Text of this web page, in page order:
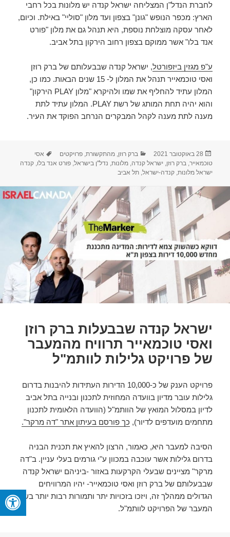
לחברת הנדל"ן המצליחה ישראל קנדה יש מלונות בכל רחבי
הארץ: מכפר הנופש "גונן" בצפון ועד מלון "סוליי" באילת. וכיום,
לאחר עסקה מוצלחת נוספת, היא תנהל גם את מלון "פורט
אנד בלו" אשר ממוקם בצפון רחוב הירקון בתל אביב.
ע"פ מגזין ביזפורטל, ישראל קנדה שבבעלותם של ברק רוזן
ואסי טוכמאייר תנהל את המלון ל- 15 שנים הבאות. כמו כן,
המלון עתיד להחליף את שמו ולהיקרא "מלון PLAY הירקון"
והוא יהיה תחת המותג של רשת PLAY. המלון עתיד לתת
מענה לתת מענה לקהל המבקרים הנרחב הפוקד את העיר.
פורסם
בתאריך
28 באוקטובר 2021 קטגוריות
ברק רוזן,מהתקשורת,פרויקטים תגיות
אסי
טוכמאייר,ברק רוזן, ישראל קנדה,מלונות, נדל"ן בישראל,פורט אנד בלו,קנדה
ישראל מלונות,קנדה-ישראל,תל אביב
ישראל קנדה שבבעלות ברק רוזן
ואסי טוכמאייר תרוויח מהמעבר
של פרויקט גלילות לוותמ"ל
פרויקט הענק של כ-10,000 הדירות העתידות להיבנות בדרום
גלילות עובר מדיון בוועדה המחוזית לתכנון ובנייה בתל אביב
לדיון במסלול המואץ של הוותמ"ל (הוועדה הלאומית לתכנון
מתחמים מועדפים לדיור), כך פורסם בעיתון אתר "דה מרקר".
הסיבה למעבר היא, כאמור, הרצון להאיץ את תכנית הבניה
בדרום גלילות אשר עוכבה במכוון ע"י גורמים בעלי עניין. ב"דה
מרקר" מציינים שבעלי הקרקעות באזור -ביניהם ישראל קנדה
שבבעלותם של ברק רוזן ואסי טוכמאייר- יהיו המרוויחים
הגדולים ממהלך זה, ויזכו בזכויות יתר ותמורות רבות יותר בשל
המעבר של הפרויקט לוותמ"ל.